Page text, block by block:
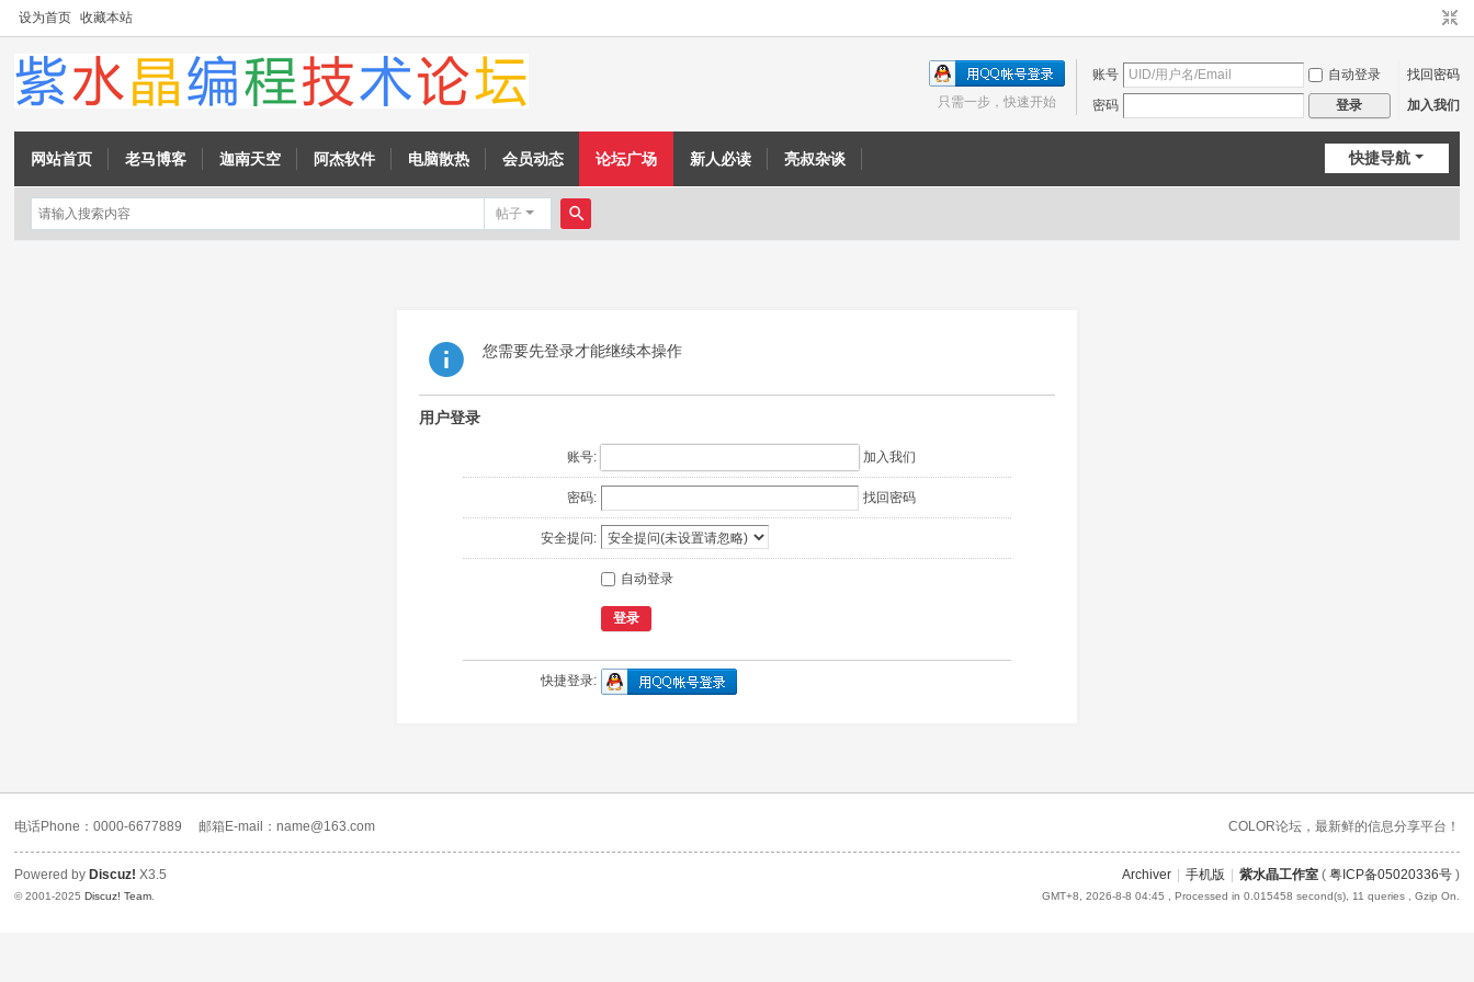
设为首页 收藏本站
账号 自动登录
找回密码
密码
登录 加入我们
只需一步，快速开始
快捷导航
网站首页 老马博客 迦南天空 阿杰软件 电脑散热 会员动态 论坛广场 新人必读 亮叔杂谈
帖子
搜
您需要先登录才能继续本操作
用户登录
账号: 加入我们
密码: 找回密码
安全提问:
自动登录
登录
快捷登录:
电话Phone：0000-6677889 邮箱E-mail：name@163.com COLOR论坛，最新鲜的信息分享平台！
Archiver 手机版 紫水晶工作室( 粤ICP备05020336号)
GMT+8, 2026-8-8 04:45 , Processed in 0.015458 second(s), 11 queries , Gzip On.
Powered by Discuz! X3.5
© 2001-2025Discuz! Team